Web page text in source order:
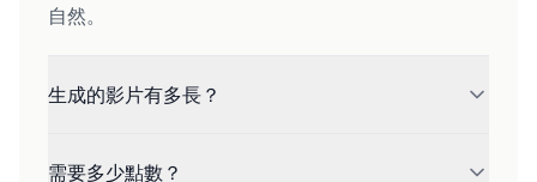
自然。
生成的影片有多長？
需要多少點數？